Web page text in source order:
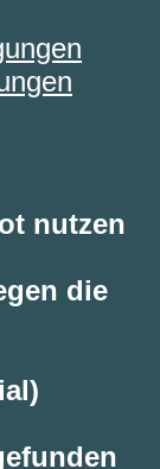
nutzen
die